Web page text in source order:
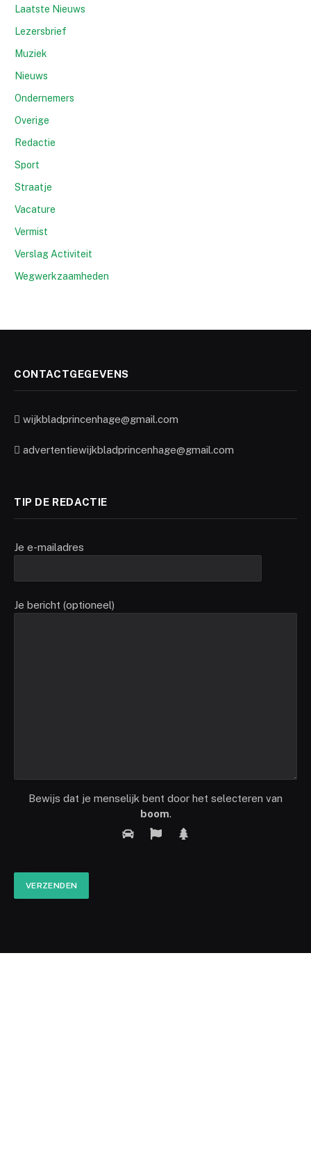
Laatste Nieuws
Lezersbrief
Muziek
Nieuws
Ondernemers
Overige
Redactie
Sport
Straatje
Vacature
Vermist
Verslag Activiteit
Wegwerkzaamheden
CONTACTGEGEVENS
wijkbladprincenhage@gmail.com
advertentiewijkbladprincenhage@gmail.com
TIP DE REDACTIE
Je e-mailadres
Je bericht (optioneel)
Bewijs dat je menselijk bent door het selecteren van
boom.